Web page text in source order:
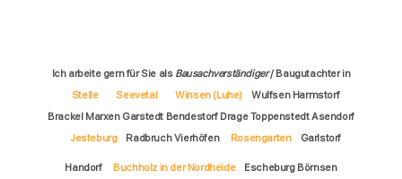
Ich arbeite gern für Sie als Bausachverständiger/ Baugutachter in
Stelle
Seevetal Winsen (Luhe)
Wulfsen Harmstorf
Brackel Marxen Garstedt Bendestorf Drage Toppenstedt Asendorf
Jesteburg
Radbruch Vierhöfen Rosengarten Garlstorf
Handorf Buchholz in der Nordheide Escheburg Börnsen